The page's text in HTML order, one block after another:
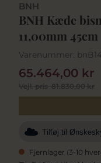
BNH
BNH Kæde
11,00mm 45cm
Varenummer:
Vejl. pris81.830,00 kr
65.464,00 kr
Tilføj til
Fjernlager (3-10